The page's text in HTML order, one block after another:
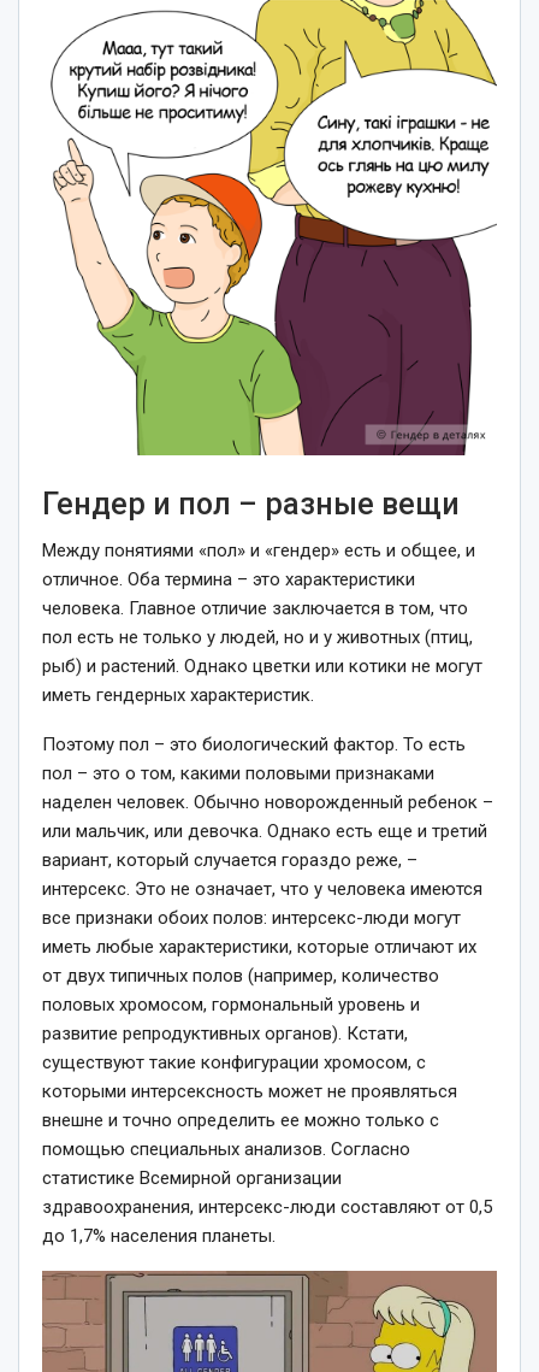
Гендер и пол – разные вещи
Между понятиями «пол» и «гендер» есть и общее, и
отличное. Оба термина – это характеристики
человека. Главное отличие заключается в том, что
пол есть не только у людей, но и у животных (птиц,
рыб) и растений. Однако цветки или котики не могут
иметь гендерных характеристик.
Поэтому пол – это биологический фактор. То есть
пол – это о том, какими половыми признаками
наделен человек. Обычно новорожденный ребенок –
или мальчик, или девочка. Однако есть еще и третий
вариант, который случается гораздо реже, –
интерсекс. Это не означает, что у человека имеются
все признаки обоих полов: интерсекс-люди могут
иметь любые характеристики, которые отличают их
от двух типичных полов (например, количество
половых хромосом, гормональный уровень и
развитие репродуктивных органов). Кстати,
существуют такие конфигурации хромосом, с
которыми интерсексность может не проявляться
внешне и точно определить ее можно только с
помощью специальных анализов. Согласно
статистике Всемирной организации
здравоохранения, интерсекс-люди составляют от 0,5
до 1,7% населения планеты.